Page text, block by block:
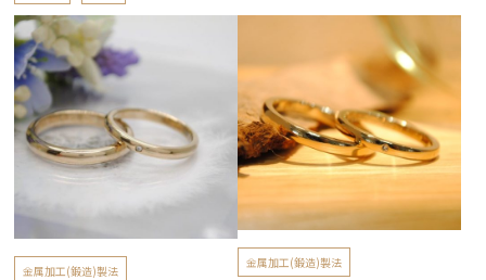
金属加工(鍛造)製法
金属加工(鍛造)製法